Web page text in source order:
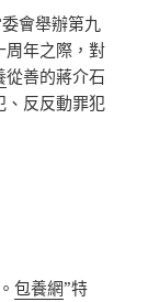
會舉辦第九
周年之際，對
從善的蔣介石
、反反動罪犯
包養網”特